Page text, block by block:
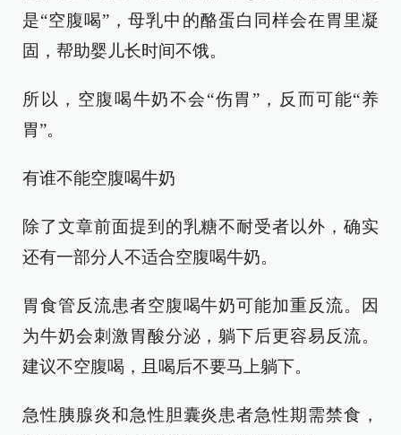
是“空腹喝”，母乳中的酪蛋白同样会在胃里凝
固，帮助婴儿长时间不饿。
所以，空腹喝牛奶不会“伤胃”，反而可能“养
胃”。
有谁不能空腹喝牛奶
除了文章前面提到的乳糖不耐受者以外，确实
还有一部分人不适合空腹喝牛奶。
胃食管反流患者空腹喝牛奶可能加重反流。因
为牛奶会刺激胃酸分泌，躺下后更容易反流。
建议不空腹喝，且喝后不要马上躺下。
急性胰腺炎和急性胆囊炎患者急性期需禁食，